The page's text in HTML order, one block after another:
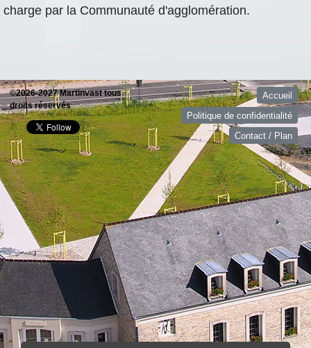
charge par la Communauté d'agglomération.
©2026-2027 Martinvast tous
droits réservés
Accueil
Politique de confidentialité
Contact / Plan